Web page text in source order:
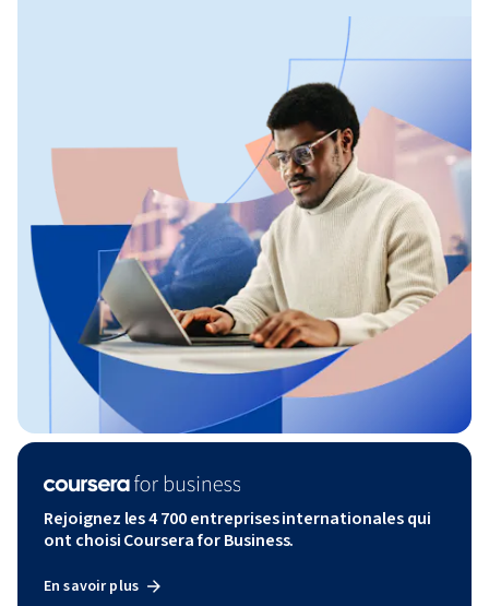
Rejoignez les 4 700 entreprises internationales qui
ont choisi Coursera for Business.
En savoir plus